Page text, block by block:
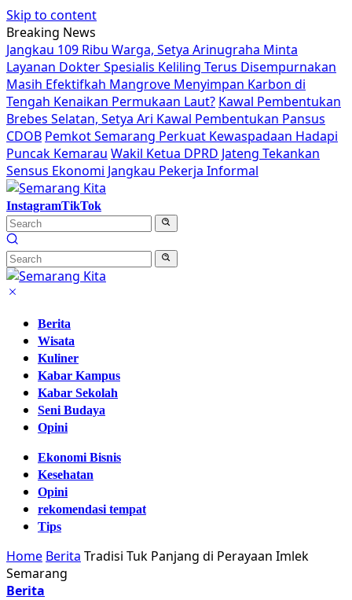
Skip to content
Breaking News
Jangkau 109 Ribu Warga, Setya Arinugraha Minta
Layanan Dokter Spesialis Keliling Terus Disempurnakan
Masih Efektifkah Mangrove Menyimpan Karbon di
Tengah Kenaikan Permukaan Laut? Kawal Pembentukan
Brebes Selatan, Setya Ari Kawal Pembentukan Pansus
CDOB Pemkot Semarang Perkuat Kewaspadaan Hadapi
Puncak Kemarau Wakil Ketua DPRD Jateng Tekankan
Sensus Ekonomi Jangkau Pekerja Informal
InstagramTikTok
Berita
Wisata
Kuliner
Kabar Kampus
Kabar Sekolah
Seni Budaya
Opini
Ekonomi Bisnis
Kesehatan
Opini
rekomendasi tempat
Tips
Home Berita Tradisi Tuk Panjang di Perayaan Imlek
Semarang
Berita